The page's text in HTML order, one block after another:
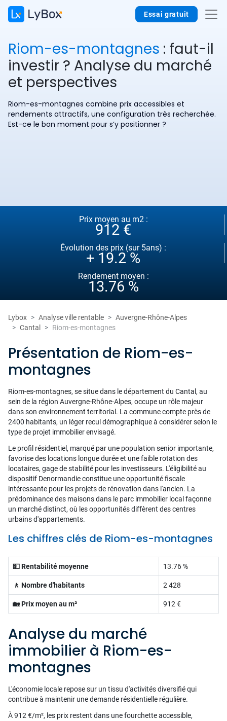
Essai gratuit
Riom-es-montagnes : faut-il
investir ? Analyse du marché
et perspectives
Riom-es-montagnes combine prix accessibles et
rendements attractifs, une configuration très recherchée.
Est-ce le bon moment pour s’y positionner ?
Prix moyen au m2 :
912 €
Évolution des prix (sur 5ans) :
+ 19.2 %
Rendement moyen :
13.76 %
Lybox Analyse ville rentable
Auvergne-Rhône-Alpes
Cantal
Riom-es-montagnes
Présentation de Riom-es-
montagnes
Riom-es-montagnes, se situe dans le département du Cantal, au
sein de la région Auvergne-Rhône-Alpes, occupe un rôle majeur
dans son environnement territorial. La commune compte près de
2400 habitants, un léger recul démographique à considérer selon le
type de projet immobilier envisagé.
Le profil résidentiel, marqué par une population senior importante,
favorise des locations longue durée et une faible rotation des
locataires, gage de stabilité pour les investisseurs. L'éligibilité au
dispositif Denormandie constitue une opportunité fiscale
intéressante pour les projets de rénovation dans l'ancien. La
prédominance des maisons dans le parc immobilier local façonne
un marché distinct, où les opportunités diffèrent des centres
urbains d'appartements.
Les chiffres clés de Riom-es-montagnes
💵 Rentabilité moyenne 13.76 %
🚶 Nombre d'habitants 2 428
🏡 Prix moyen au m² 912 €
Analyse du marché
immobilier à Riom-es-
montagnes
L'économie locale repose sur un tissu d'activités diversifié qui
contribue à maintenir une demande résidentielle régulière.
À 912 €/m², les prix restent dans une fourchette accessible,